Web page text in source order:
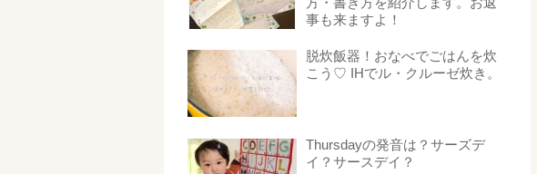
事も来ますよ！
脱炊飯器！おなべでごはんを炊
こう♡ IHでル・クルーゼ炊き。
Thursdayの発音は？サーズデ
イ？サースデイ？